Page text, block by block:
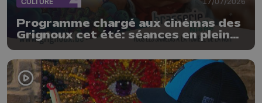
Programme chargé aux cinémas des
Grignoux cet été: séances en plein
brasserie